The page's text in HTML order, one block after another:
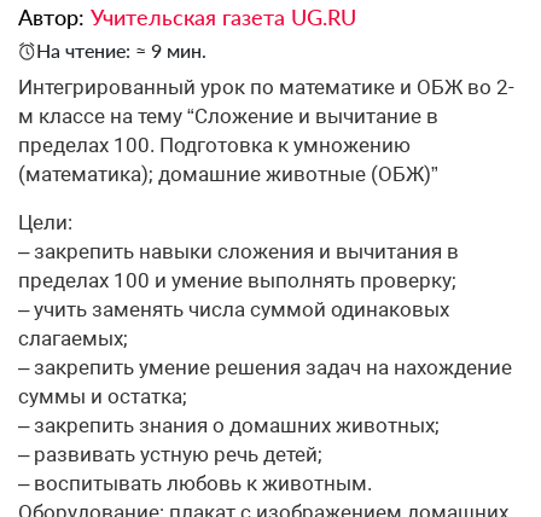
Автор: Учительская газета UG.RU
На чтение: ≈ 9 мин.
Интегрированный урок по математике и ОБЖ во 2-
м классе на тему “Сложение и вычитание в
пределах 100. Подготовка к умножению
(математика); домашние животные (ОБЖ)”
Цели:
– закрепить навыки сложения и вычитания в
пределах 100 и умение выполнять проверку;
– учить заменять числа суммой одинаковых
слагаемых;
– закрепить умение решения задач на нахождение
суммы и остатка;
– закрепить знания о домашних животных;
– развивать устную речь детей;
– воспитывать любовь к животным.
Оборудование: плакат с изображением домашних